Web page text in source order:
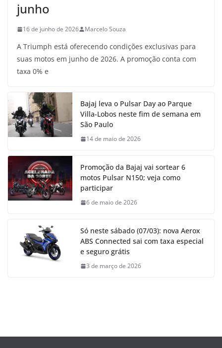
junho
16 de junho de 2026 Marcelo Souza
A Triumph está oferecendo condições exclusivas para
suas motos em junho de 2026. A promoção conta com
taxa 0% e
Bajaj leva o Pulsar Day ao Parque
Villa-Lobos neste fim de semana em
São Paulo
14 de maio de 2026
Promoção da Bajaj vai sortear 6
motos Pulsar N150; veja como
participar
6 de maio de 2026
Só neste sábado (07/03): nova Aerox
ABS Connected sai com taxa especial
e seguro grátis
3 de março de 2026